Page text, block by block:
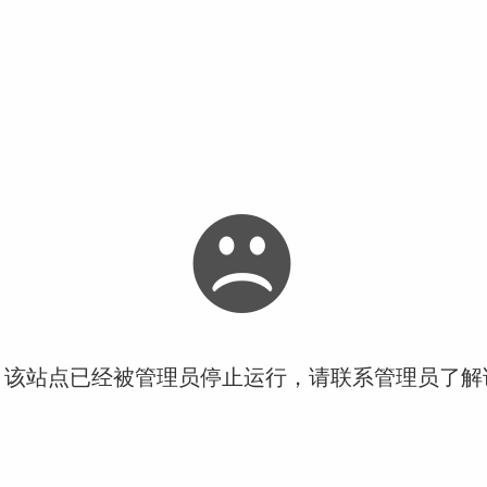
站点已经被管理员停止运行，请联系管理员了